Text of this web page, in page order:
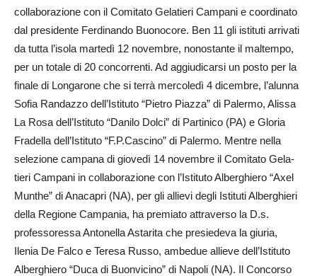
collaborazione con il Comitato Gelatieri Campani e coordinato
dal presidente Ferdinando Bu­on­­ocore. Ben 11 gli istituti arrivati
da tutta l’isola martedì 12 novembre, nonostante il maltempo,
per un totale di 20 concorrenti. Ad aggiudicarsi un posto per la
finale di Longarone che si terrà mercoledì 4 dicembre, l’alunna
Sofia Randazzo dell’Istituto “Pietro Piazza” di Palermo, Alissa
La Rosa dell’Istituto “Danilo Dolci” di Partinico (PA) e Gloria
Fradella dell’Istituto “F.P.Cascino” di Palermo. Mentre nella
selezione campana di giovedì 14 novembre il Comitato Gela­
tieri Campani in collaborazione con l’Istituto Alber­ghiero “Axel
Munthe” di Anacapri (NA), per gli allievi degli Istituti Alberghieri
della Regione Campania, ha premiato attraverso la D.s.
professoressa Antonella Astarita che presiedeva la giuria,
Ilenia De Falco e Teresa Russo, ambedue allieve dell’Istituto
Alberghiero “Duca di Buon­vicino” di Napoli (NA). Il Concorso